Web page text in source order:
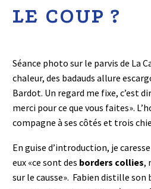
LE COUP ?
Séance photo sur le parvis de La
chaleur, des badauds allure
Bardot. Un regard me fixe, c’est
merci pour ce que vous faites».
compagne à ses côtés et trois
En guise d’introduction, je
eux «ce sont des borders collies,
sur le causse». Fabien distille son